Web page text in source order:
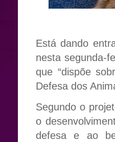
Está dando
nesta segunda-
que “dispõe
Defesa dos
Segundo o
o
defesa e ao